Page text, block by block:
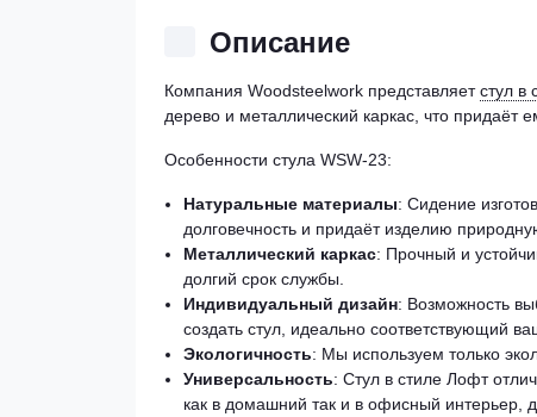
Описание
Компания Woodsteelwork представляетстул в
дерево и металлический каркас, что
Особенности стула WSW-23:
Натуральные материалы: Сидение
долговечность и придаёт изделию
Металлический каркас: Прочный и
долгий срок службы.
Индивидуальный дизайн: Возможность
создать стул, идеально соответствующий
Экологичность: Мы используем только
Универсальность: Стул в стиле Лофт
как в домашний так и в офисный интерьер,